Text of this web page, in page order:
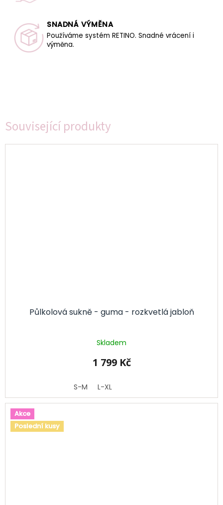
Související produkty
Půlkolová sukně - guma - rozkvetlá jabloň
Skladem
1 799 Kč
S-M L-XL
Akce
Poslední kusy
SNADNÁ VÝMĚNA
Používáme systém RETINO. Snadné vrácení i
výměna.